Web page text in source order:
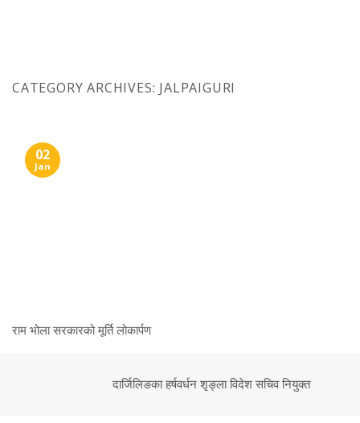
CATEGORY ARCHIVES: JALPAIGURI
राम भोला सरकारको मूर्ति लोकार्पण
02
Jan
दार्जिलिङका हर्षवर्धन शृङ्ला विदेश सचिव नियुक्त